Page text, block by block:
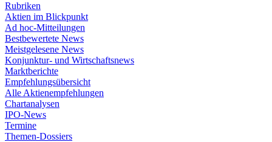
Rubriken
Aktien im Blickpunkt
Ad hoc-Mitteilungen
Bestbewertete News
Meistgelesene News
Konjunktur- und Wirtschaftsnews
Marktberichte
Empfehlungsübersicht
Alle Aktienempfehlungen
Chartanalysen
IPO-News
Termine
Themen-Dossiers